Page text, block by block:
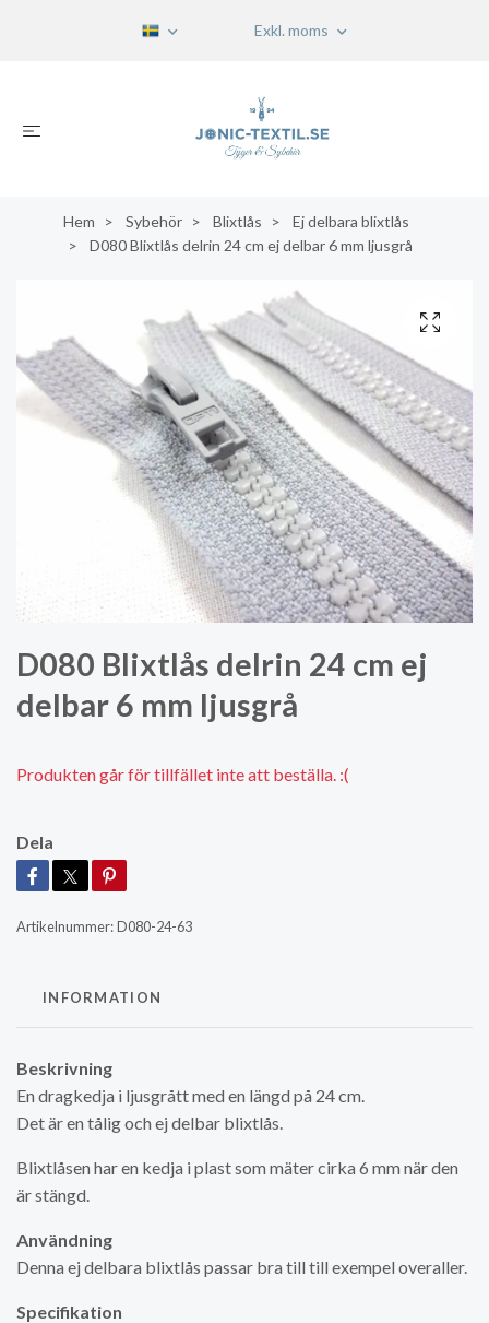
Exkl. moms
Hem Sybehör Blixtlås
Ej delbara blixtlås
D080 Blixtlås delrin 24 cm ej delbar 6 mm ljusgrå
D080 Blixtlås delrin 24 cm ej
delbar 6 mm ljusgrå
Produkten går för tillfället inte att beställa. :(
Dela
Artikelnummer:D080-24-63
INFORMATION
Beskrivning
En dragkedja i ljusgrått med en längd på 24 cm.
Det är en tålig och ej delbar blixtlås.
Blixtlåsen har en kedja i plast som mäter cirka 6 mm när den
är stängd.
Användning
Denna ej delbara blixtlås passar bra till till exempel overaller.
Specifikation